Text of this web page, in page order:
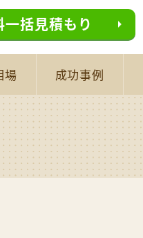
一括見積もり
場 成功事例